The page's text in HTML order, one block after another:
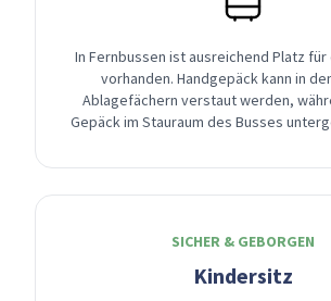
In Fernbussen ist ausreichend Platz für
vorhanden. Handgepäck kann in
Ablagefächern verstaut werden,
Gepäck im Stauraum des Busses
SICHER & GEBORGEN
Kindersitz